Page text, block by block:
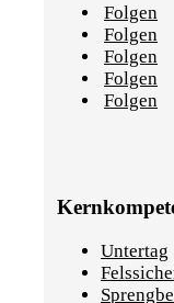
Folgen
Folgen
Folgen
Folgen
Folgen
Untertag